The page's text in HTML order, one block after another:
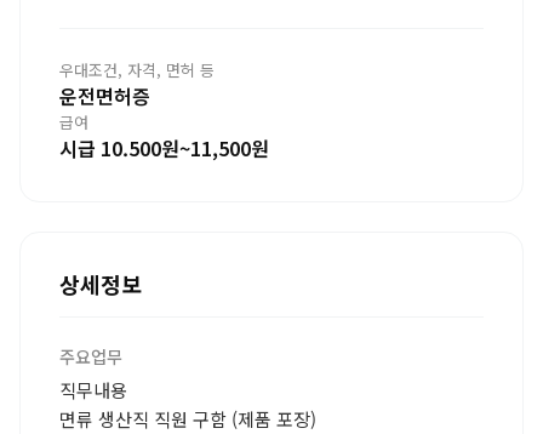
우대조건, 자격, 면허 등
운전면허증
급여
시급 10.500원~11,500원
상세정보
주요업무
직무내용
면류 생산직 직원 구함 (제품 포장)